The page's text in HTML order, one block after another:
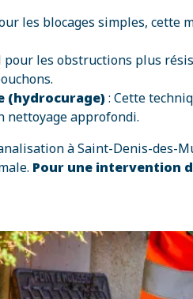
les blocages simples, cette
pour les obstructions plus
(hydrocurage) : Cette
nettoyage approfondi.
à Saint-Denis-
Pour une intervention